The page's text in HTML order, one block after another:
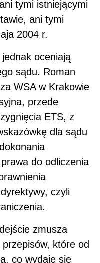
tymi istniejącymi
ani tymi
2004 r.
oceniają
sądu. Roman
WSA w Krakowie
przede
ETS, z
dla sądu
do odliczenia
czyli
zmusza
które od
co wydaje się